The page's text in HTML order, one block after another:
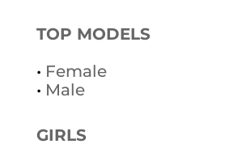
TOP MODELS
• Female
• Male
GIRLS